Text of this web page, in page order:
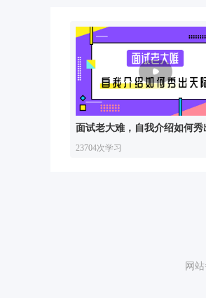
面试老大难，自我介绍如何秀
23704次学习
网